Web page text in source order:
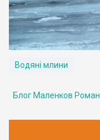
Водяні млини
Блог Маленков Роман